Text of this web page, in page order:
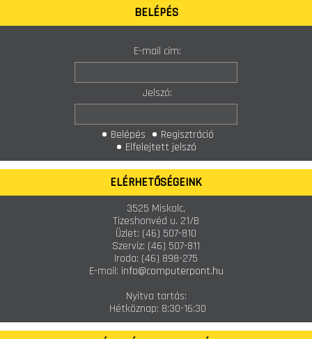
BELÉPÉS
E-mail cím:
Jelszó:
Belépés
Regisztráció
Elfelejtett jelszó
ELÉRHETŐSÉGEINK
3525 Miskolc,
Tizeshonvéd u. 21/B
Üzlet: (46) 507-810
Szerviz: (46) 507-811
Iroda: (46) 898-275
E-mail: info@computerpont.hu
Nyitva tartás:
Hétköznap: 8:30-16:30